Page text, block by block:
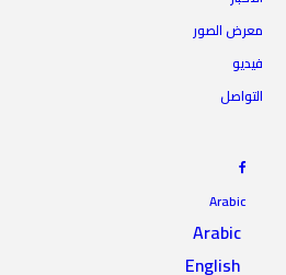
معرض الصور
فيديو
التواصل
Arabic
Arabic
English
الرئيس يلتقي